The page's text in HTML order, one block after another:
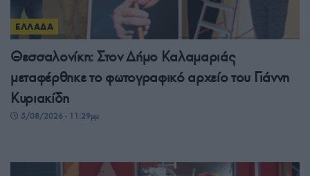
ΕΛΛΑΔΑ
Θεσσαλονίκη: Στον Δήμο Καλαμαριάς
μεταφέρθηκε το φωτογραφικό αρχείο του Γιάννη
Κυριακίδη
5/08/2026 - 11:29μμ